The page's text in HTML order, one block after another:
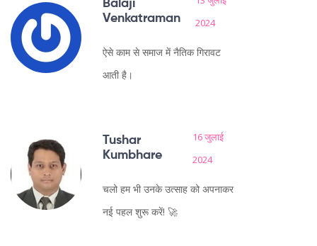
Balaji
Venkatraman
2024
ऐसे काम से समाज में नैतिक गिरावट
आती है।
Tushar
Kumbhare
16 जुलाई
2024
चलो हम भी उनके उत्साह को अपनाकर
नई पहल शुरू करें! 🚀